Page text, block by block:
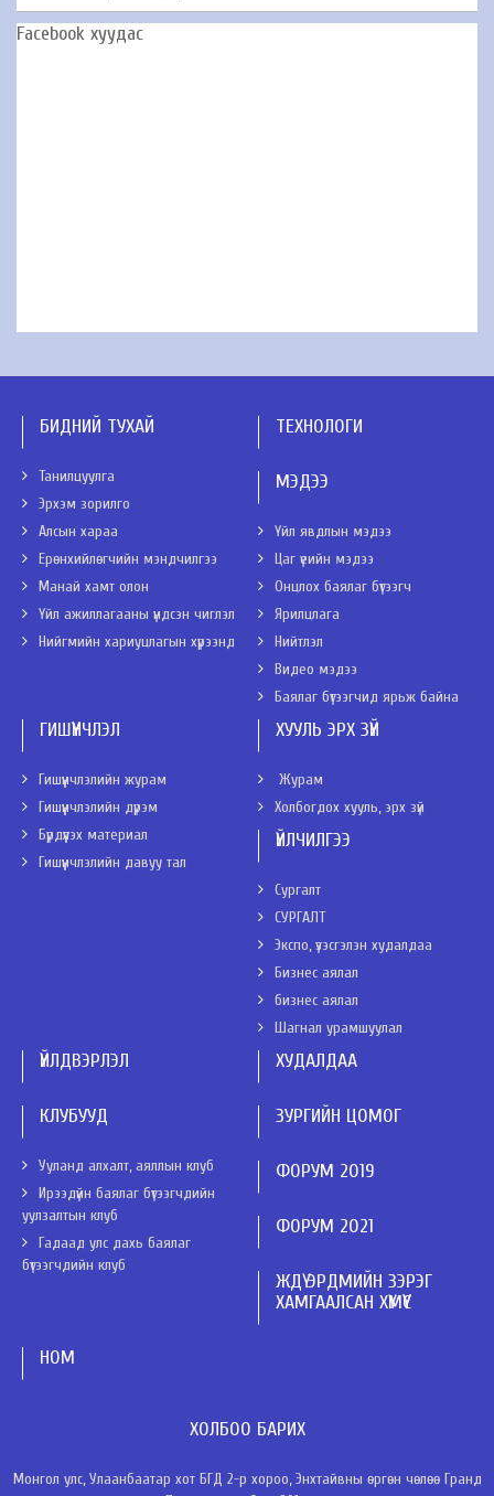
Facebook хуудас
БИДНИЙ ТУХАЙ
Танилцуулга
Эрхэм зорилго
Алсын хараа
Ерөнхийлөгчийн мэндчилгээ
Манай хамт олон
Үйл ажиллагааны үндсэн чиглэл
Нийгмийн хариуцлагын хүрээнд
ТЕХНОЛОГИ
МЭДЭЭ
Үйл явдлын мэдээ
Цаг үеийн мэдээ
Онцлох баялаг бүтээгч
Ярилцлага
Нийтлэл
Видео мэдээ
Баялаг бүтээгчид ярьж байна
ГИШҮҮНЧЛЭЛ
Гишүүнчлэлийн журам
Гишүүнчлэлийн дүрэм
Бүрдүүлэх материал
Гишүүнчлэлийн давуу тал
ХУУЛЬ ЭРХ ЗҮЙ
Журам
Холбогдох хууль, эрх зүй
ҮЙЛЧИЛГЭЭ
Сургалт
СУРГАЛТ
Экспо, үзэсгэлэн худалдаа
Бизнес аялал
бизнес аялал
Шагнал урамшуулал
ҮЙЛДВЭРЛЭЛ ХУДАЛДАА
КЛУБУУД
Ууланд алхалт, аяллын клуб
Ирээдүйн баялаг бүтээгчдийн
уулзалтын клуб
Гадаад улс дахь баялаг
бүтээгчдийн клуб
ЗУРГИЙН ЦОМОГ
ФОРУМ 2019
ФОРУМ 2021
ЖДҮ ЭРДМИЙН ЗЭРЭГ
ХАМГААЛСАН ХҮМҮҮС
НОМ
ХОЛБОО БАРИХ
Монгол улс, Улаанбаатар хот БГД 2-р хороо, Энхтайвны өргөн чөлөө Гранд